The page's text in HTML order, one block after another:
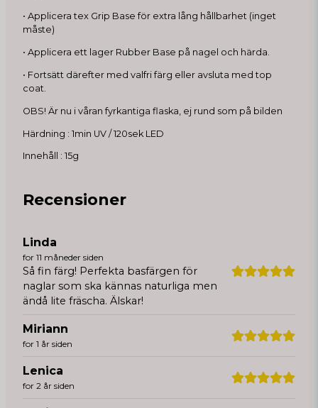
• Applicera tex Grip Base för extra lång hållbarhet (inget
måste)
• Applicera ett lager Rubber Base på nagel och härda.
• Fortsätt därefter med valfri färg eller avsluta med top
coat.
OBS! Är nu i våran fyrkantiga flaska, ej rund som på bilden
Härdning : 1min UV / 120sek LED
Innehåll : 15g
Recensioner
Linda
for 11 måneder siden
Så fin färg! Perfekta basfärgen för
naglar som ska kännas naturliga men
ändå lite fräscha. Älskar!
Miriann
for 1 år siden
Lenica
for 2 år siden